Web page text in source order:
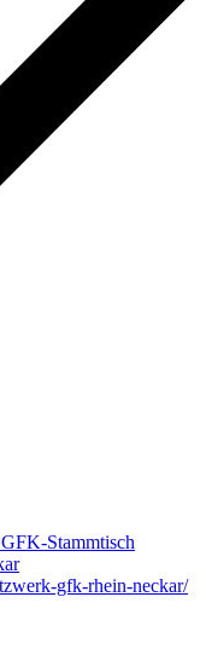
Stammtisch
gfk-rhein-neckar/